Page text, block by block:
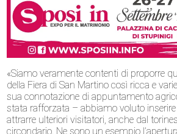
«Siamo veramente contenti di proporre
della Fiera di San Martino così ricca e
sua connotazione di appuntamento
stata rafforzata – abbiamo voluto
attrarre ulteriori visitatori, anche dal
circondario. Ne sono un esempio